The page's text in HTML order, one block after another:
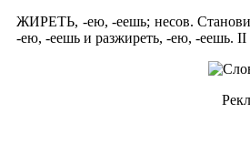
ЖИРЕТЬ, -ею, -еешь; несов.
-ею, -еешь и разжиреть, -ею, -еешь.